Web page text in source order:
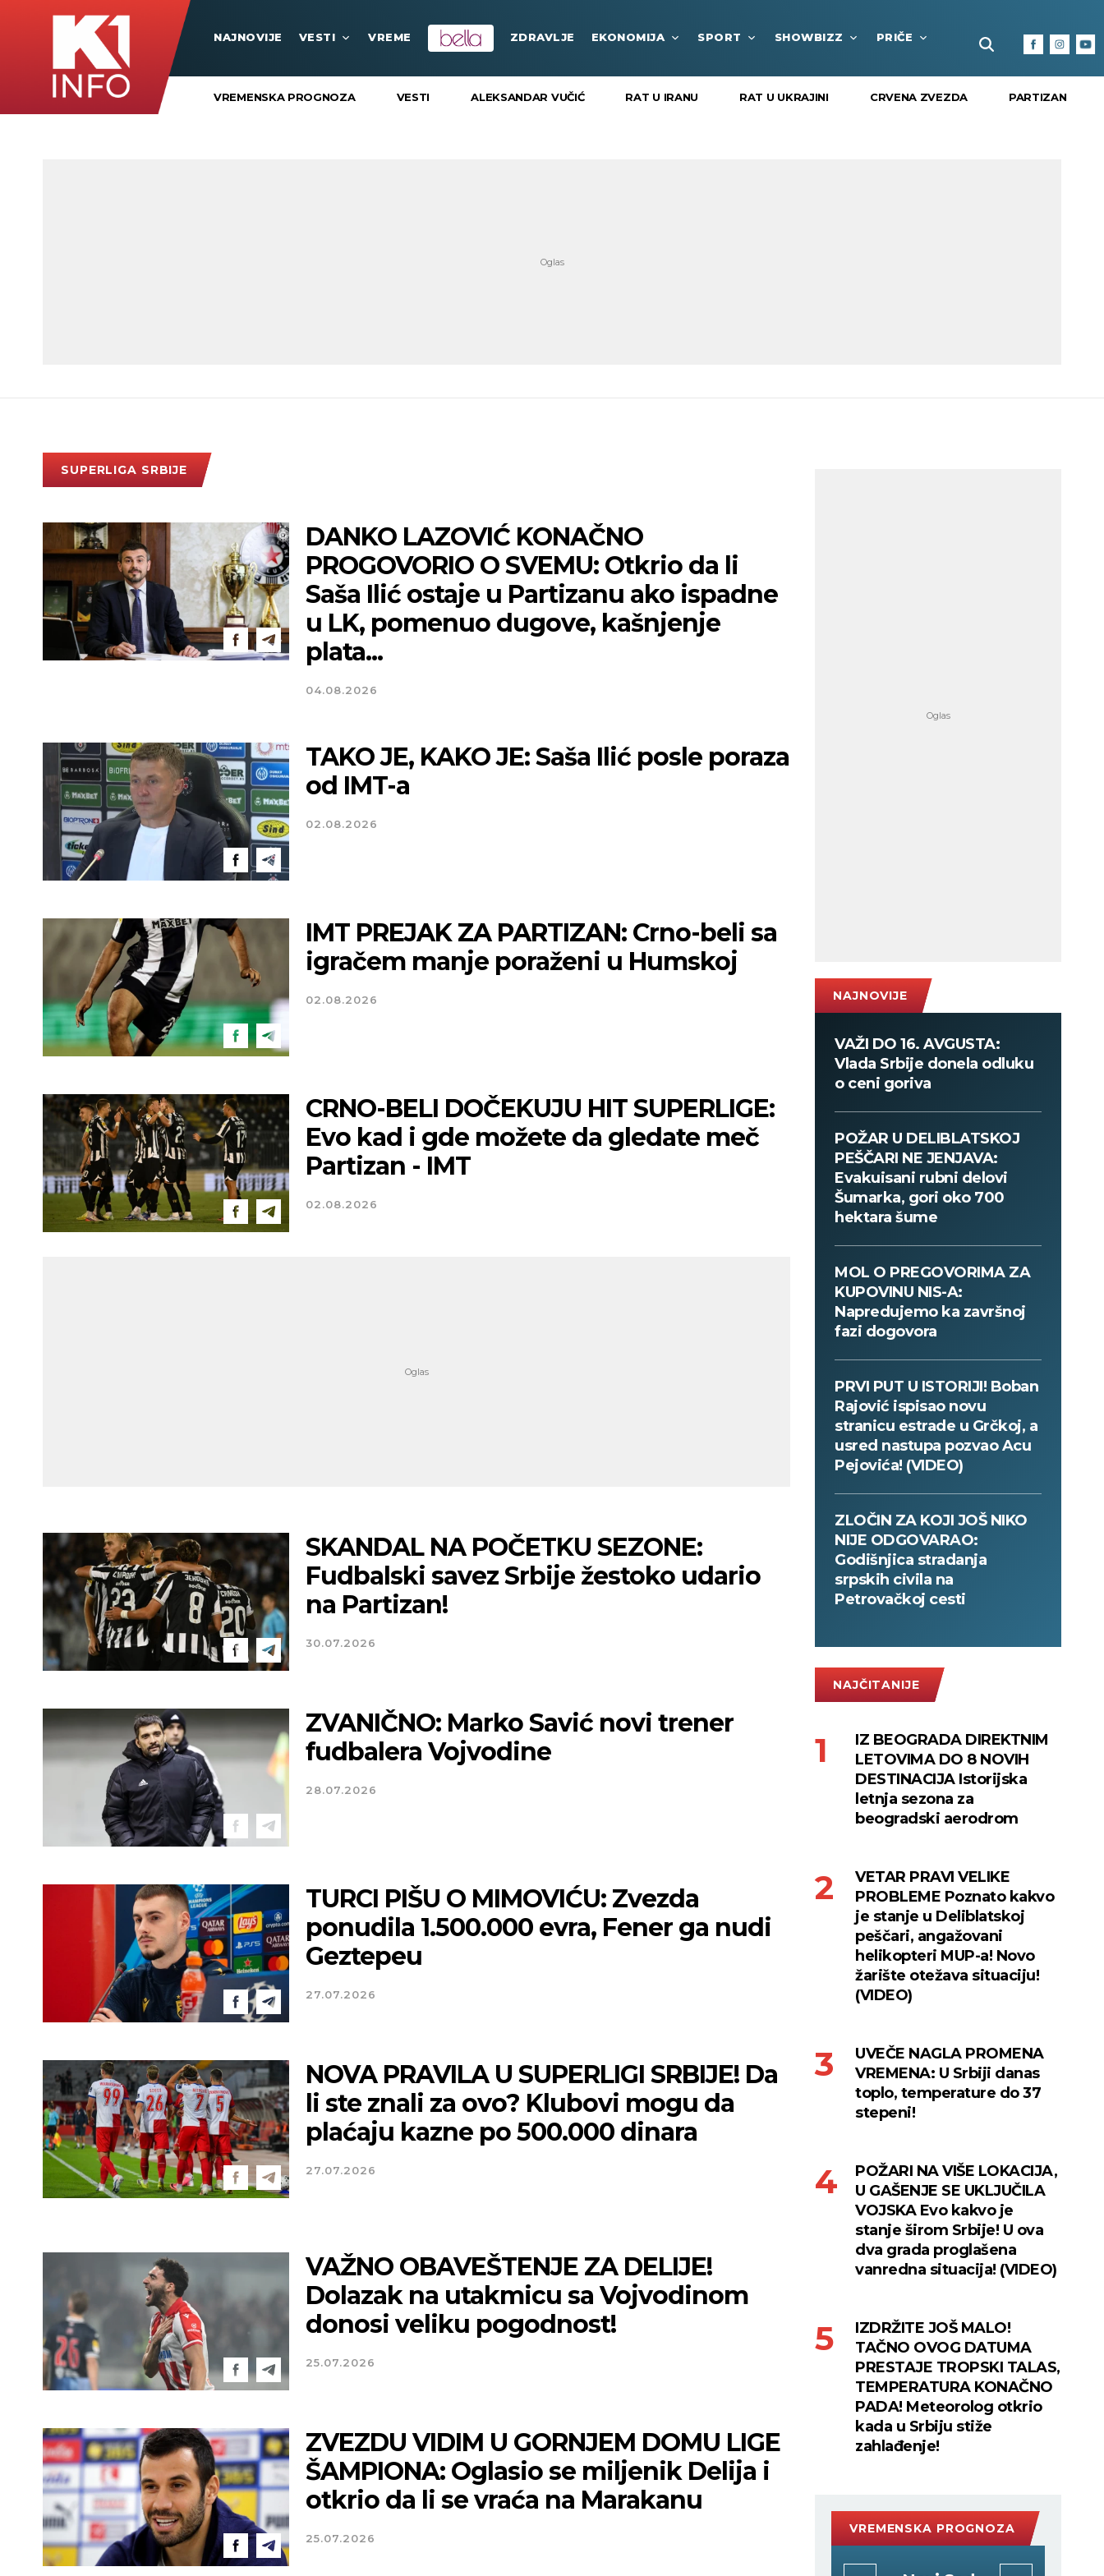
NAJNOVIJE VESTI VREME ZDRAVLJE EKONOMIJA SPORT SHOWBIZZ PRIČE FUN BOX KULTURA I
VREMENSKA PROGNOZA VESTI ALEKSANDAR VUČIĆ RAT U IRANU RAT U UKRAJINI CRVENA ZVEZDA PARTIZAN
SUPERLIGA SRBIJE
DANKO LAZOVIĆ KONAČNO
PROGOVORIO O SVEMU: Otkrio da li
Saša Ilić ostaje u Partizanu ako ispadne
u LK, pomenuo dugove, kašnjenje
plata...
04.08.2026
TAKO JE, KAKO JE: Saša Ilić posle poraza
od IMT-a
02.08.2026
IMT PREJAK ZA PARTIZAN: Crno-beli sa
igračem manje poraženi u Humskoj
02.08.2026
CRNO-BELI DOČEKUJU HIT SUPERLIGE:
Evo kad i gde možete da gledate meč
Partizan - IMT
02.08.2026
SKANDAL NA POČETKU SEZONE:
Fudbalski savez Srbije žestoko udario
na Partizan!
30.07.2026
ZVANIČNO: Marko Savić novi trener
fudbalera Vojvodine
28.07.2026
TURCI PIŠU O MIMOVIĆU: Zvezda
ponudila 1.500.000 evra, Fener ga nudi
Geztepeu
27.07.2026
NOVA PRAVILA U SUPERLIGI SRBIJE! Da
li ste znali za ovo? Klubovi mogu da
plaćaju kazne po 500.000 dinara
27.07.2026
VAŽNO OBAVEŠTENJE ZA DELIJE!
Dolazak na utakmicu sa Vojvodinom
donosi veliku pogodnost!
25.07.2026
ZVEZDU VIDIM U GORNJEM DOMU LIGE
ŠAMPIONA: Oglasio se miljenik Delija i
otkrio da li se vraća na Marakanu
25.07.2026
NAJNOVIJE
VAŽI DO 16. AVGUSTA:
Vlada Srbije donela odluku
o ceni goriva
POŽAR U DELIBLATSKOJ
PEŠČARI NE JENJAVA:
Evakuisani rubni delovi
Šumarka, gori oko 700
hektara šume
MOL O PREGOVORIMA ZA
KUPOVINU NIS-A:
Napredujemo ka završnoj
fazi dogovora
PRVI PUT U ISTORIJI! Boban
Rajović ispisao novu
stranicu estrade u Grčkoj, a
usred nastupa pozvao Acu
Pejovića! (VIDEO)
ZLOČIN ZA KOJI JOŠ NIKO
NIJE ODGOVARAO:
Godišnjica stradanja
srpskih civila na
Petrovačkoj cesti
NAJČITANIJE
IZ BEOGRADA DIREKTNIM
LETOVIMA DO 8 NOVIH
DESTINACIJA Istorijska
letnja sezona za
beogradski aerodrom
VETAR PRAVI VELIKE
PROBLEME Poznato kakvo
je stanje u Deliblatskoj
peščari, angažovani
helikopteri MUP-a! Novo
žarište otežava situaciju!
(VIDEO)
UVEČE NAGLA PROMENA
VREMENA: U Srbiji danas
toplo, temperature do 37
stepeni!
POŽARI NA VIŠE LOKACIJA,
U GAŠENJE SE UKLJUČILA
VOJSKA Evo kakvo je
stanje širom Srbije! U ova
dva grada proglašena
vanredna situacija! (VIDEO)
IZDRŽITE JOŠ MALO!
TAČNO OVOG DATUMA
PRESTAJE TROPSKI TALAS,
TEMPERATURA KONAČNO
PADA! Meteorolog otkrio
kada u Srbiju stiže
zahlađenje!
VREMENSKA PROGNOZA